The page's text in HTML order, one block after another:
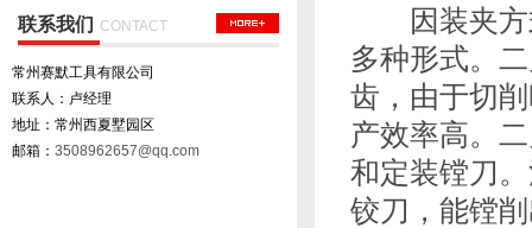
联系我们 CONTACT
常州赛默工具有限公司
联系人：卢经理
地址：常州西夏墅园区
邮箱： 3508962657@qq.com
因装夹方
多种形式。
齿，由于切
产效率高。
和定装镗刀
铰刀，能镗